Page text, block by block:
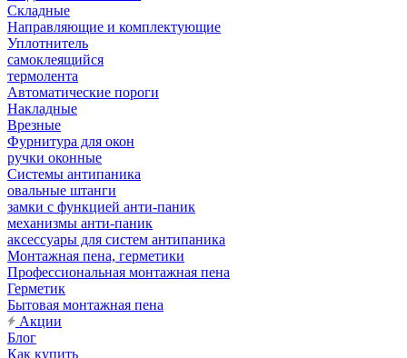
Складные
Направляющие и комплектующие
Уплотнитель
самоклеящийся
термолента
Автоматические пороги
Накладные
Врезные
Фурнитура для окон
ручки оконные
Системы антипаника
овальные штанги
замки с функцией анти-паник
механизмы анти-паник
аксессуары для систем антипаника
Монтажная пена, герметики
Профессиональная монтажная пена
Герметик
Бытовая монтажная пена
Акции
Блог
Как купить